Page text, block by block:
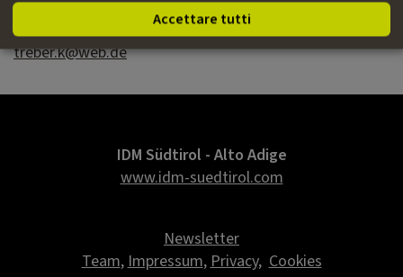
treber.k@web.de
IDM Südtirol - Alto Adige
www.idm-suedtirol.com
Newsletter
Team,Impressum,Privacy,Cookies
Accettare tutti